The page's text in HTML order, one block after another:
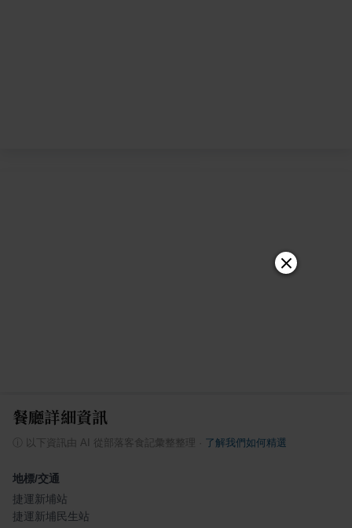
餐廳詳細資訊
以下資訊由 AI 從部落客食記彙整整理 了解我們如何精選
地標/交通
捷運新埔站
捷運新埔民生站